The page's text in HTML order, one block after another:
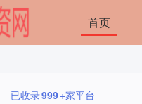
首页
已收录999+家平台